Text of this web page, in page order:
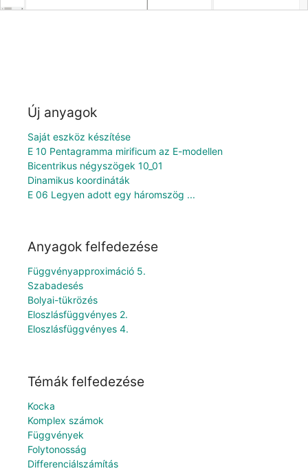
Új anyagok
Saját eszköz készítése
E 10 Pentagramma mirificum az E-modellen
Bicentrikus négyszögek 10_01
Dinamikus koordináták
E 06 Legyen adott egy háromszög ...
Anyagok felfedezése
Függvényapproximáció 5.
Szabadesés
Bolyai-tükrözés
Eloszlásfüggvényes 2.
Eloszlásfüggvényes 4.
Témák felfedezése
Kocka
Komplex számok
Függvények
Folytonosság
Differenciálszámítás